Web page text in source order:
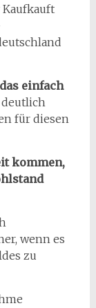
Kaufkauft
einfach
für diesen
kommen,
wenn es
zu